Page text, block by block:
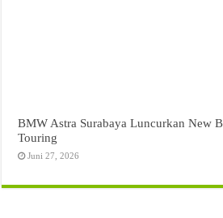
BMW Astra Surabaya Luncurkan New
Touring
Juni 27, 2026